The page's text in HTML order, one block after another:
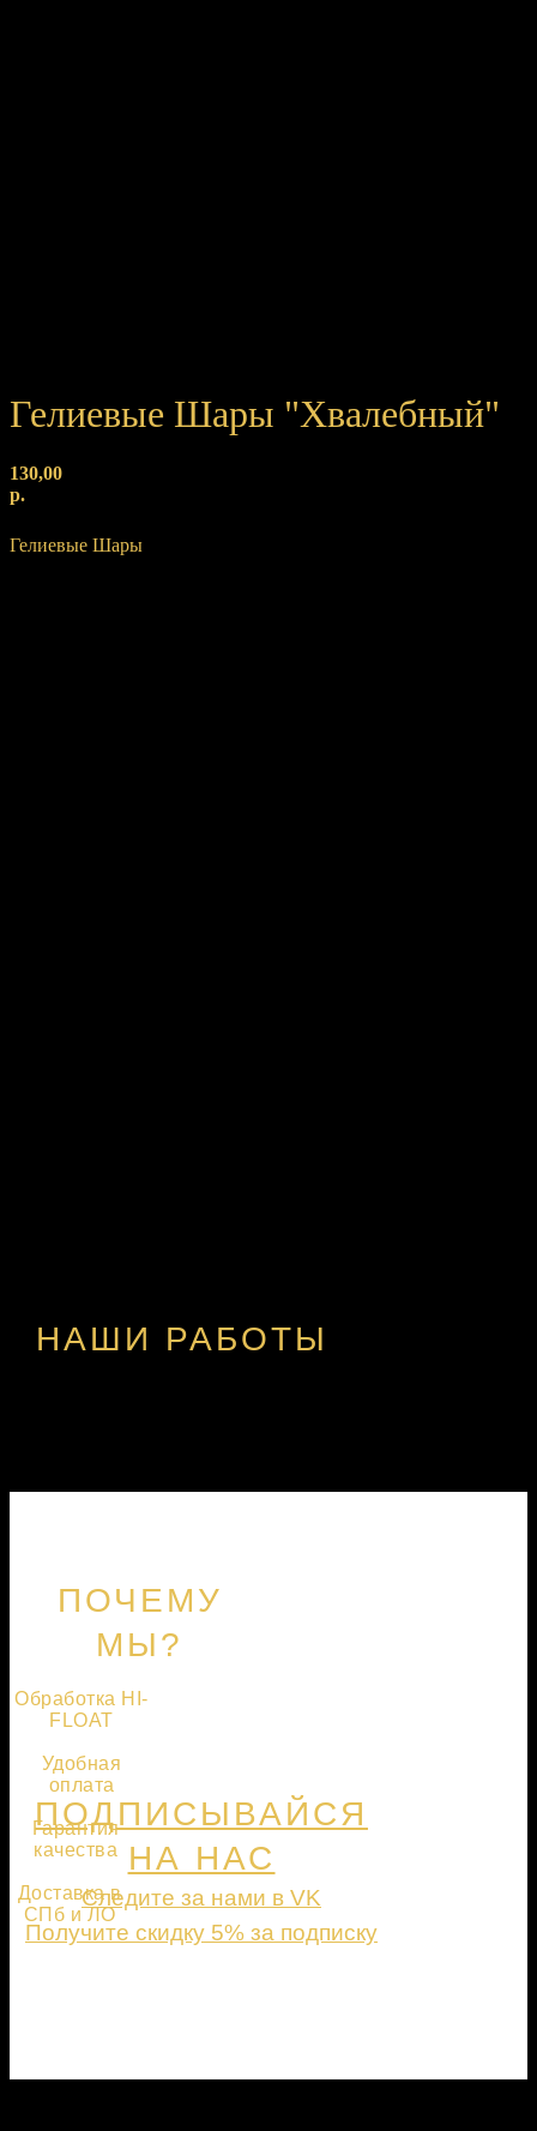
Гелиевые Шары "Хвалебный"
130,00
р.
Гелиевые Шары
ПОЧЕМУ
МЫ?
Обработка HI-
FLOAT
Удобная
оплата
Гарантия
качества
Доставка в
СПб и ЛО
НАШИ РАБОТЫ
ПОДПИСЫВАЙСЯ
НА НАС
Следите за нами в VK
Получите скидку 5% за подписку